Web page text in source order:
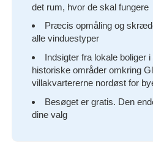
det rum, hvor de skal fungere
Præcis opmåling og
alle vinduestyper
Indsigter fra lokale boliger
historiske områder omkring
villakvartererne nordøst for
Besøget er gratis. Den
dine valg